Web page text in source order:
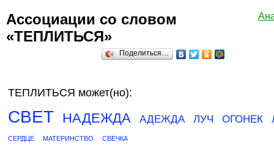
Ассоциации со словом
«ТЕПЛИТЬСЯ»
Поделиться…
ТЕПЛИТЬСЯ может(но):
СВЕТ НАДЕЖДА АДЕЖДА ЛУЧ ОГОНЕК
СЕРДЦЕ МАТЕРИНСТВО СВЕЧКА